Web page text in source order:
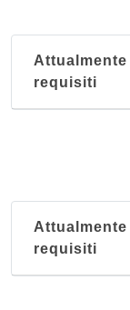
Caviate
lungolario
requisiti
requisiti